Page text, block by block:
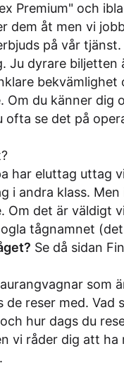
Premium" och
dem åt men vi
på vår tjänst.
Ju dyrare biljetten
bekvämlighet
du känner dig
se det på
har eluttag uttag
i andra klass.
Om det är väldigt
tågnamnet
Se då sidan
som
reser med. Vad
hur dags du
vi råder dig att ha